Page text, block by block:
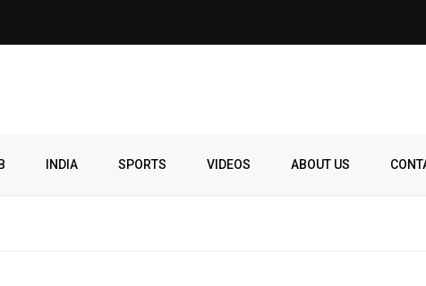
INDIA SPORTS VIDEOS ABOUT US